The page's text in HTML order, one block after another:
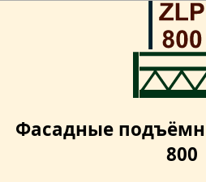
Фасадные
800